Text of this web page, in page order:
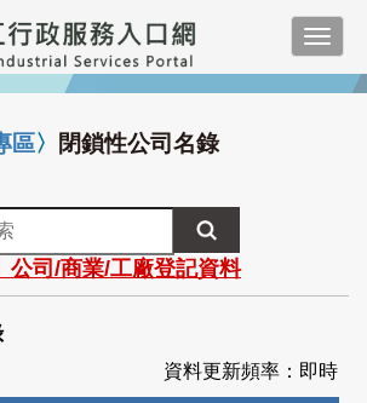
區〉 閉鎖性公司名錄
公司/商業/工廠登記資料
資料更新頻率：即時